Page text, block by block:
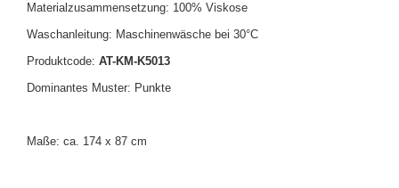
Materialzusammensetzung: 100% Viskose
Waschanleitung: Maschinenwäsche bei 30°C
Produktcode: AT-KM-K5013
Dominantes Muster: Punkte
Maße: ca. 174 x 87 cm